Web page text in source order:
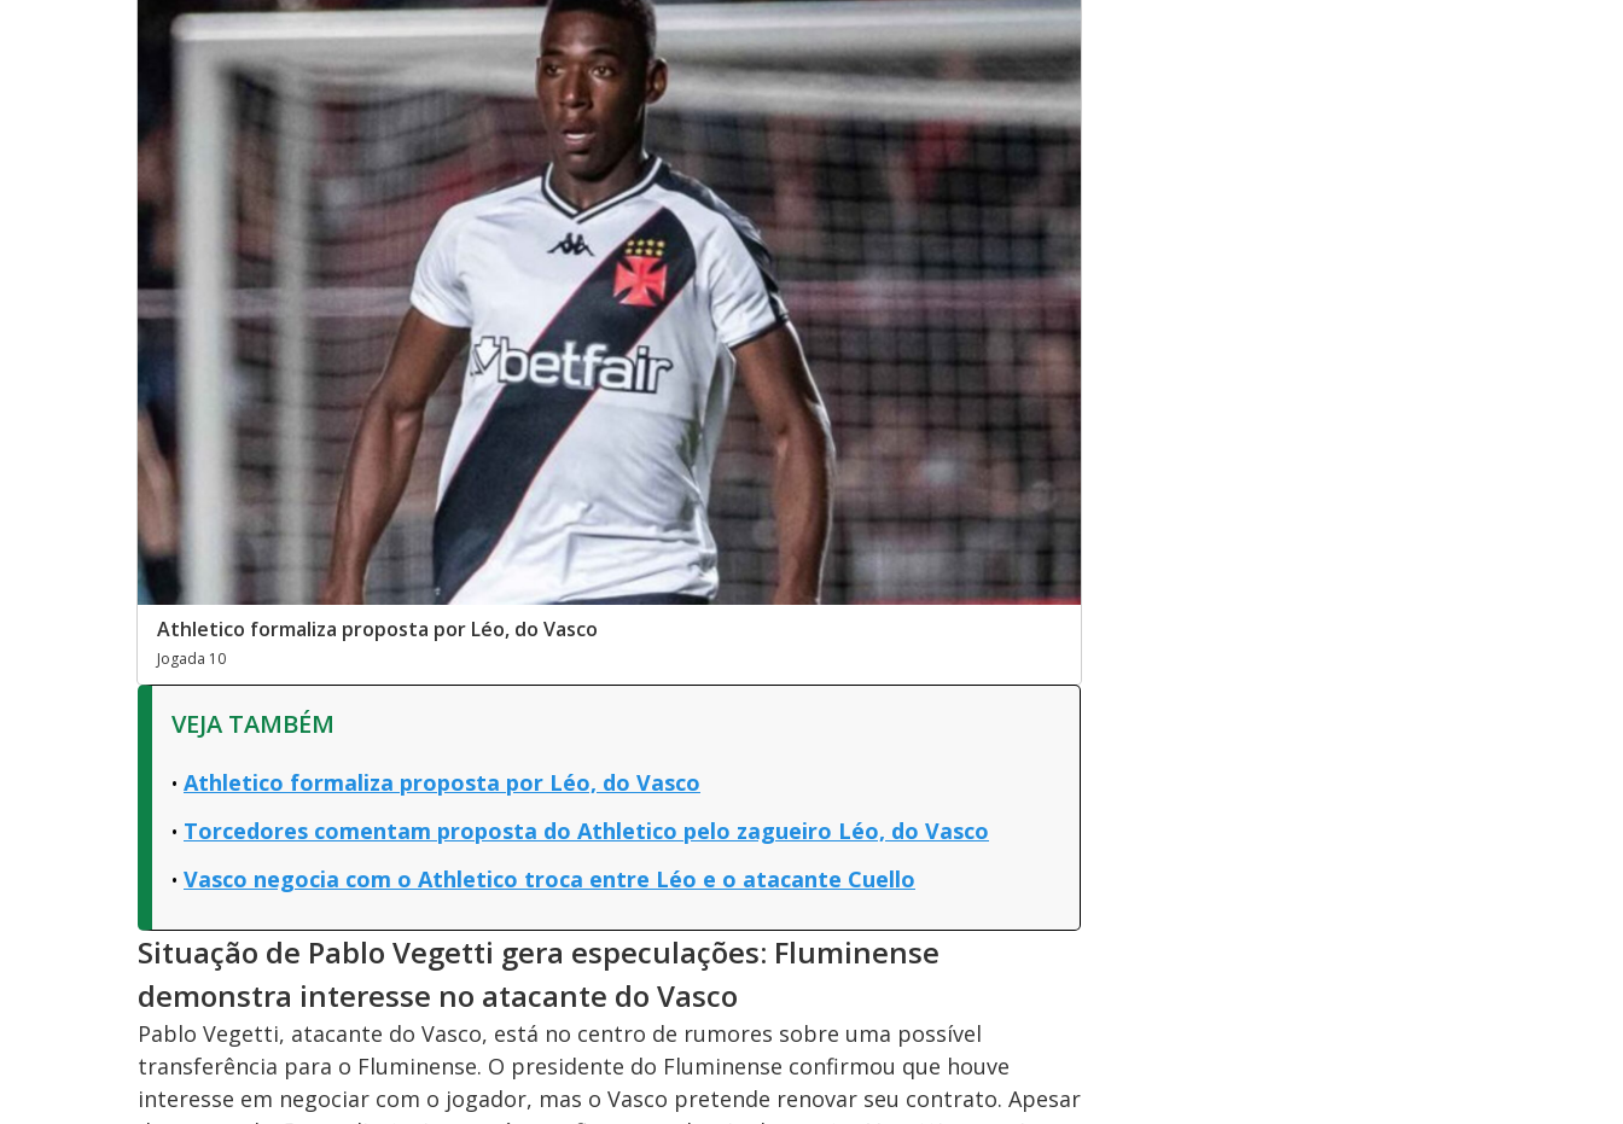
Athletico formaliza proposta por Léo, do Vasco
Jogada 10
VEJA TAMBÉM
Athletico formaliza proposta por Léo, do Vasco
Torcedores comentam proposta do Athletico pelo zagueiro Léo, do Vasco
Vasco negocia com o Athletico troca entre Léo e o atacante Cuello
Situação de Pablo Vegetti gera especulações: Fluminense
demonstra interesse no atacante do Vasco
Pablo Vegetti, atacante do Vasco, está no centro de rumores sobre uma possível
transferência para o Fluminense. O presidente do Fluminense confirmou que houve
interesse em negociar com o jogador, mas o Vasco pretende renovar seu contrato. Apesar